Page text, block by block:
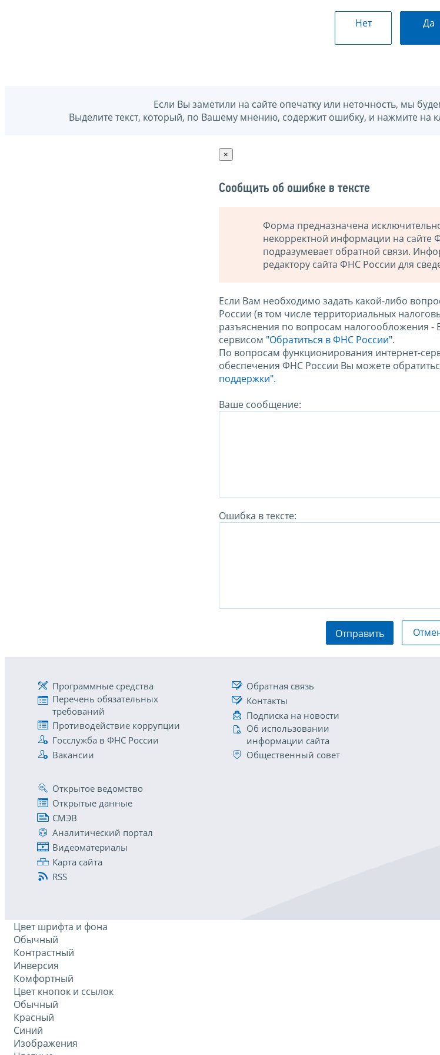
Нет Да
Если Вы заметили на сайте опечатку или неточность, мы
Выделите текст, который, по Вашему мнению, содержит ошибку, и нажмите на
×
Сообщить об ошибке в тексте
Форма предназначена
некорректной информации на сайте
подразумевает обратной связи.
редактору сайта ФНС России для
Если Вам необходимо задать какой-либо
России (в том числе территориальных
разъяснения по вопросам налогообложения -
сервисом "Обратиться в ФНС России".
По вопросам функционирования интернет-
обеспечения ФНС России Вы можете
поддержки".
Ваше сообщение:
Ошибка в тексте:
Отправить
Программные средства
Перечень обязательных
требований
Противодействие коррупции
Госслужба в ФНС России
Вакансии
Обратная связь
Контакты
Подписка на новости
Об использовании
информации сайта
Общественный совет
Открытое ведомство
Открытые данные
СМЭВ
Аналитический портал
Видеоматериалы
Карта сайта
RSS
Цвет шрифта и фона
Обычный
Контрастный
Инверсия
Комфортный
Цвет кнопок и ссылок
Обычный
Красный
Синий
Изображения